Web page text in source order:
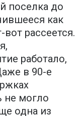
поселка до
как
рассеется.
работало,
в 90-е
не могло
одна из